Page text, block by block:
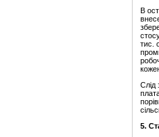
В
тис.
Слід
5.